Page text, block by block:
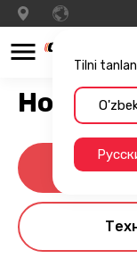
Tilni
Новости